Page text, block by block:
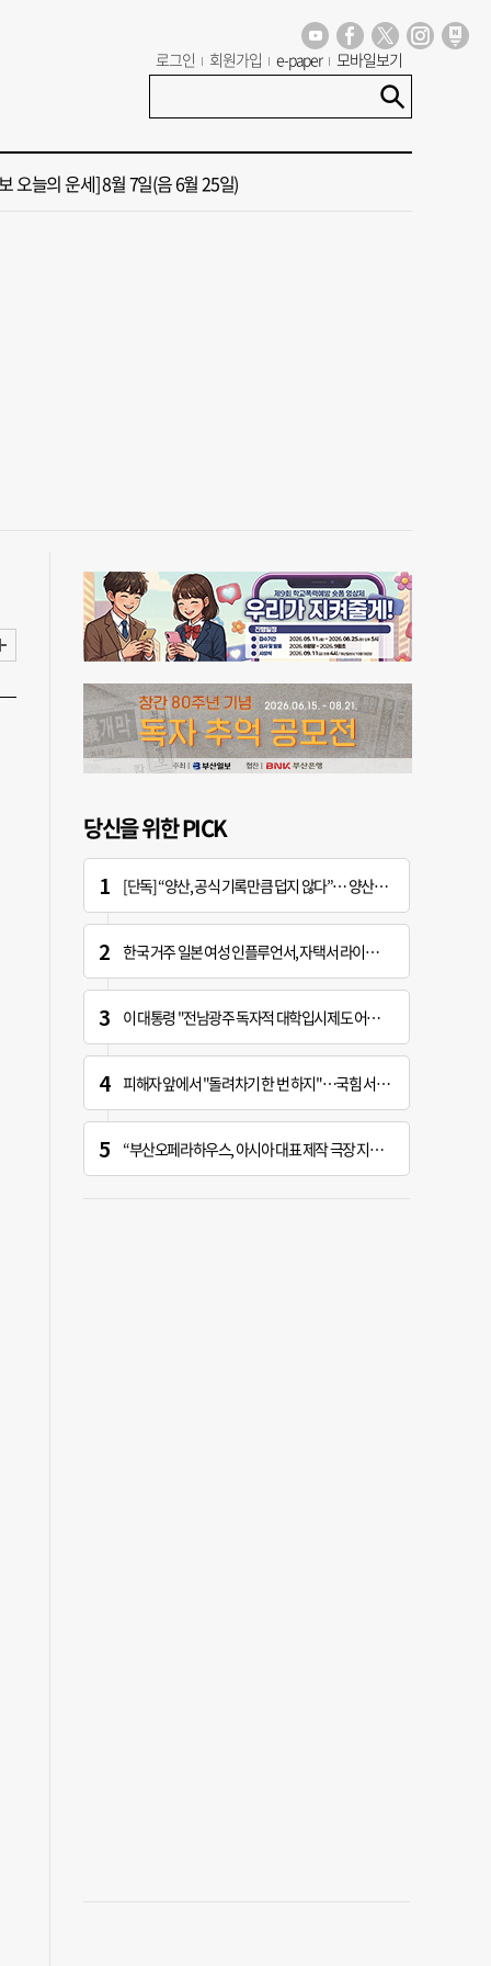
로그인 회원가입 e-paper 모바일보기
했는데, 또"…퇴임 앞두고 가짜 청첩장 뿌린 초등 교장 송치
보 오늘의 운세] 8월 7일(음 6월 25일)
오늘의 운세] 8월 5일(음 6월 23일)
당신을 위한 PICK
[단독] “양산, 공식 기록만큼 덥지 않다”… 양산시, 기상청에 관측장비 이동 요청
한국 거주 일본 여성 인플루언서, 자택서 라이브 방송 중 사망
이 대통령 "전남광주 독자적 대학입시제도 어떤가" 제안
피해자 앞에서 "돌려차기 한 번 하지"…국힘 서범수 황당한 망언
“부산오페라하우스, 아시아 대표 제작 극장 지향해야”